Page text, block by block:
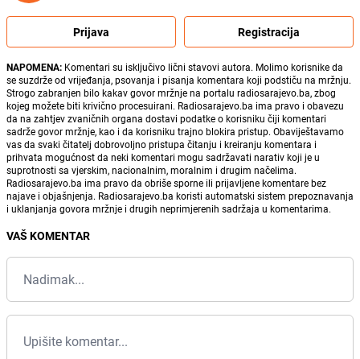
Prijava Registracija
NAPOMENA: Komentari su isključivo lični stavovi autora. Molimo korisnike da
se suzdrže od vrijeđanja, psovanja i pisanja komentara koji podstiču na mržnju.
Strogo zabranjen bilo kakav govor mržnje na portalu radiosarajevo.ba, zbog
kojeg možete biti krivično procesuirani. Radiosarajevo.ba ima pravo i obavezu
da na zahtjev zvaničnih organa dostavi podatke o korisniku čiji komentari
sadrže govor mržnje, kao i da korisniku trajno blokira pristup. Obaviještavamo
vas da svaki čitatelj dobrovoljno pristupa čitanju i kreiranju komentara i
prihvata mogućnost da neki komentari mogu sadržavati narativ koji je u
suprotnosti sa vjerskim, nacionalnim, moralnim i drugim načelima.
Radiosarajevo.ba ima pravo da obriše sporne ili prijavljene komentare bez
najave i objašnjenja. Radiosarajevo.ba koristi automatski sistem prepoznavanja
i uklanjanja govora mržnje i drugih neprimjerenih sadržaja u komentarima.
VAŠ KOMENTAR